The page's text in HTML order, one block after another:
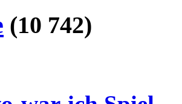
(10 742)